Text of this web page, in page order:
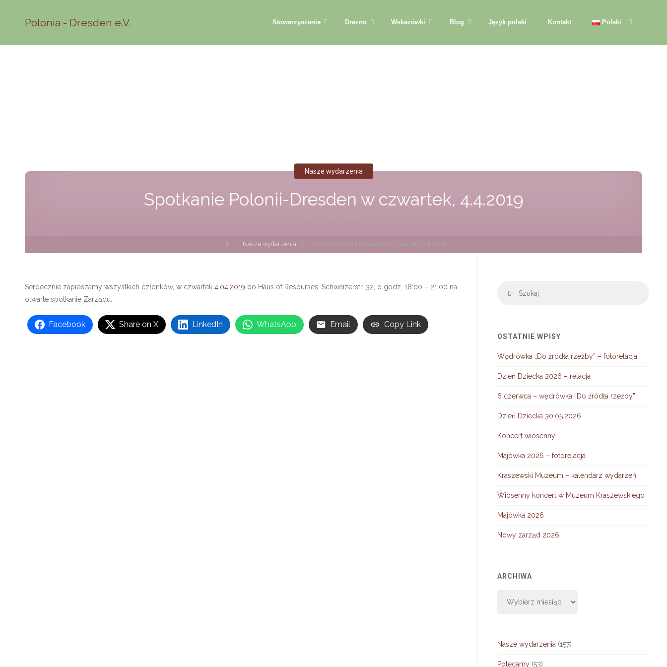
Polonia - Dresden e.V. Stowarzyszenie Drezno Wskazówki Blog Język polski Kontakt Polski
Spotkanie Polonii-Dresden w czwartek, 4.4.2019
Nasze wydarzenia
Strona
główna
Nasze wydarzenia Spotkanie Polonii-Dresden w czwartek, 4.4.2019
Serdecznie zapraszamy wszystkich członków, w czwartek 4.04.2019 do Haus of Resourses, Schweizerstr. 32, o godz. 18:00 – 21:00 na
otwarte spotkanie Zarządu.
Facebook Share on X LinkedIn WhatsApp Email Copy Link
Szukaj
OSTATNIE WPISY
Wędrówka „Do źródła rzeźby” – fotorelacja
Dzień Dziecka 2026 – relacja
6 czerwca – wędrówka „Do źródła rzeźby”
Dzień Dziecka 30.05.2026
Koncert wiosenny
Majówka 2026 – fotorelacja
Kraszewski Muzeum – kalendarz wydarzeń
Wiosenny koncert w Muzeum Kraszewskiego
Majówka 2026
Nowy zarząd 2026
ARCHIWA
Nasze wydarzenia (157)
Polecamy (53)